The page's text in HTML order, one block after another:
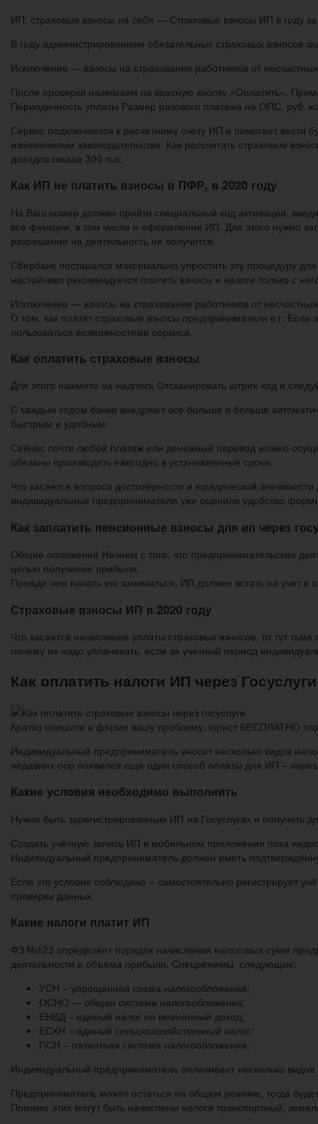
ИП: страховые взносы на себя — Страховые взносы ИП в году
В году администрированием обязательных страховых взносов
Исключение — взносы на страхование работников от
После проверки нажимаем на красную кнопку «Оплатить».
Периодичность уплаты Размер разового платежа на ОПС, руб.
Сервис подключается к расчетному счету ИП и помогает вести
изменениями законодательства. Как рассчитать страховые
доходов свыше 300 тыс.
Как ИП не платить взносы в ПФР, в 2020 году
На Ваш номер должен прийти специальный код активации,
все функции, в том числе и оформление ИП. Для этого нужно
разрешение на деятельность не получится.
Сбербанк постарался максимально упростить эту процедуру
настойчиво рекомендуется платить взносы и налоги только с
Исключение — взносы на страхование работников от
О том, как платят страховые взносы предприниматели в г. Если
пользоваться возможностями сервиса.
Как оплатить страховые взносы
Для этого нажмите на надпись Отсканировать штрих-код и
С каждым годом банки внедряют все больше и больше
быстрым и удобным.
Сейчас почти любой платеж или денежный перевод можно
обязаны производить ежегодно в установленные сроки.
Что касается вопроса достоверности и юридической
индивидуальные предприниматели уже оценили удобство
Как заплатить пенсионные взносы для ип через
Общие положения Начнем с того, что предпринимательская
целью получение прибыли.
Прежде чем начать ею заниматься, ИП должен встать на учет в
Страховые взносы ИП в 2020 году
Что касается начисления уплаты страховых взносов, то тут
почему их надо уплачивать, если за учетный период
Как оплатить налоги ИП через
Кратко опишите в форме вашу проблему, юрист БЕСПЛАТНО
Индивидуальный предприниматель вносит несколько видов
недавних пор появился ещё один способ оплаты для ИП – через
Какие условия необходимо выполнить
Нужно быть зарегистрированным ИП на Госуслугах и получить
Создать учётную запись ИП в мобильном приложении пока
Индивидуальный предприниматель должен иметь
Если это условие соблюдено – самостоятельно регистрирует
проверки данных.
Какие налоги платит ИП
ФЗ №123 определяет порядок начисления налоговых сумм
деятельности и объёма прибыли. Спецрежимы следующие:
УСН – упрощенная схема налогообложения;
ОСНО — общая система налогообложения;
ЕНВД – единый налог на вменённый доход;
ЕСХН – единый сельскохозяйственный налог;
ПСН – патентная система налогообложения.
Индивидуальный предприниматель оплачивает несколько видов
Предприниматель может остаться на общем режиме, тогда
Помимо этих могут быть начислены налоги транспортный,